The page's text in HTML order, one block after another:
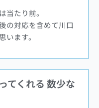
当たり前。
の対応を含めて川口
ます。
てくれる 数少な